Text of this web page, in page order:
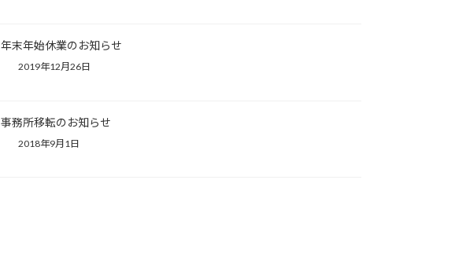
年末年始休業のお知らせ
2019年12月26日
事務所移転のお知らせ
2018年9月1日